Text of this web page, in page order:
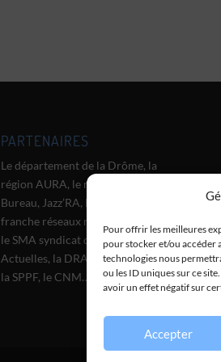
Pour offrir les meilleures
pour stocker et/ou accéder
technologies nous
ou les ID uniques sur ce
avoir un effet négatif sur
Accepter
PARTENAIRES
Le département de la Drôme, la
région AURA, le réseau Grand
Bureau, Jazz’RA, le CMTRA, Zone
franche réseaux musique du monde,
le SMA syndicat des Musiques
Actuelles, la DRAC AURA, l’ADAMI,
la SPPF, le CNM…